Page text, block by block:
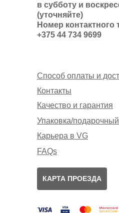
в субботу и
(уточняйте)
Номер контактного
+375 44 734 9699
Способ оплаты и
Контакты
КАРТА ПРОЕЗДА
Упаковка/
FAQs
Карьера в VG
Качество и гарантия